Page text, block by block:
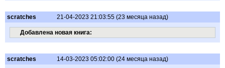
scratches 21-04-2023 21:03:55 (23 месяца назад)
Добавлена новая книга:
scratches 14-03-2023 05:02:00 (24 месяца назад)